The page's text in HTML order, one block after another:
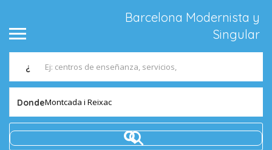
Barcelona Modernista y
Singular
¿
DondeMontcada i Reixac